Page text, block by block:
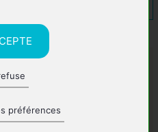
préférences